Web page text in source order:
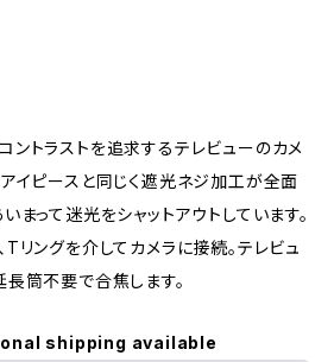
トラストを追求するテレビューのカメ
イピースと同じく遮光ネジ加工が全面
まって迷光をシャットアウトしています。
リングを介してカメラに接続。テレビュ
筒不要で合焦します。
shipping available